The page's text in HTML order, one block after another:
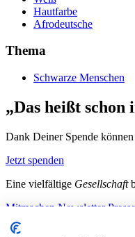
Hautfarbe
Afrodeutsche
Thema
Schwarze Menschen
„Das heißt schon
Dank Deiner Spende
Jetzt spenden
Eine vielfältige Gesellschaft
Mitmachen Newsletter Presse
Instagram